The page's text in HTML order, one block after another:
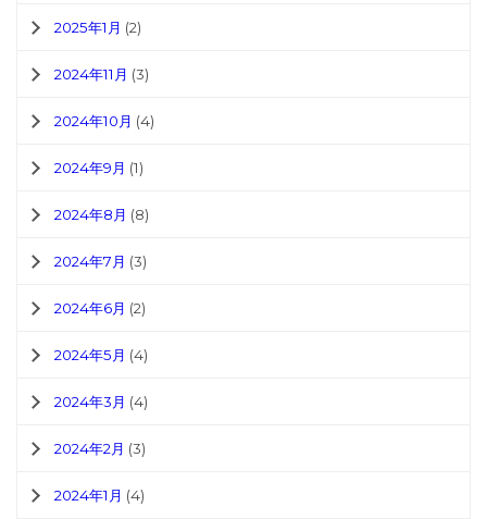
2025年1月 (2)
2024年11月 (3)
2024年10月 (4)
2024年9月 (1)
2024年8月 (8)
2024年7月 (3)
2024年6月 (2)
2024年5月 (4)
2024年3月 (4)
2024年2月 (3)
2024年1月 (4)